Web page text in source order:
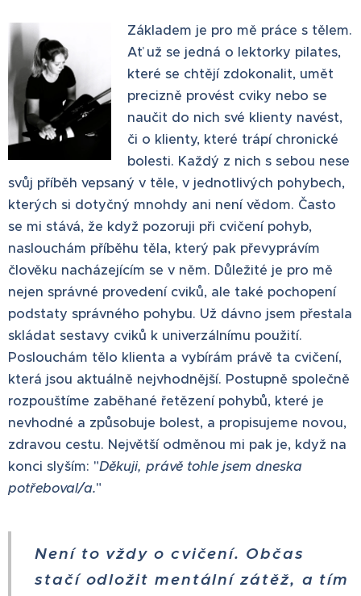
Základem je pro mě práce s tělem.
Ať už se jedná o lektorky pilates,
které se chtějí zdokonalit, umět
precizně provést cviky nebo se
naučit do nich své klienty navést,
či o klienty, které trápí chronické
bolesti. Každý z nich s sebou nese
svůj příběh vepsaný v těle, v jednotlivých pohybech,
kterých si dotyčný mnohdy ani není vědom. Často
se mi stává, že když pozoruji při cvičení pohyb,
naslouchám příběhu těla, který pak převyprávím
člověku nacházejícím se v něm. Důležité je pro mě
nejen správné provedení cviků, ale také pochopení
podstaty správného pohybu. Už dávno jsem přestala
skládat sestavy cviků k univerzálnímu použití.
Poslouchám tělo klienta a vybírám právě ta cvičení,
která jsou aktuálně nejvhodnější. Postupně společně
rozpouštíme zaběhané řetězení pohybů, které je
nevhodné a způsobuje bolest, a propisujeme novou,
zdravou cestu. Největší odměnou mi pak je, když na
konci slyším: "Děkuji, právě tohle jsem dneska
potřeboval/a."
Není to vždy o cvičení. Občas
stačí odložit mentální zátěž, a tím